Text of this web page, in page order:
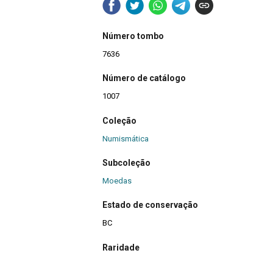
Número tombo
7636
Número de catálogo
1007
Coleção
Numismática
Subcoleção
Moedas
Estado de conservação
BC
Raridade